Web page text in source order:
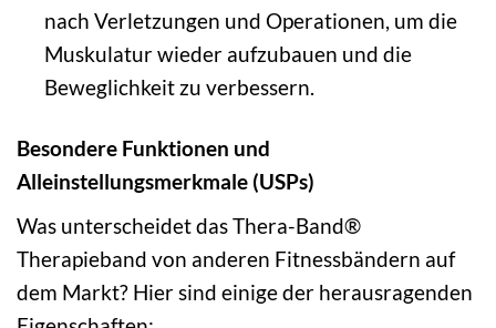
nach Verletzungen und Operationen, um die
Muskulatur wieder aufzubauen und die
Beweglichkeit zu verbessern.
Besondere Funktionen und
Alleinstellungsmerkmale (USPs)
Was unterscheidet das Thera-Band®
Therapieband von anderen Fitnessbändern auf
dem Markt? Hier sind einige der herausragenden